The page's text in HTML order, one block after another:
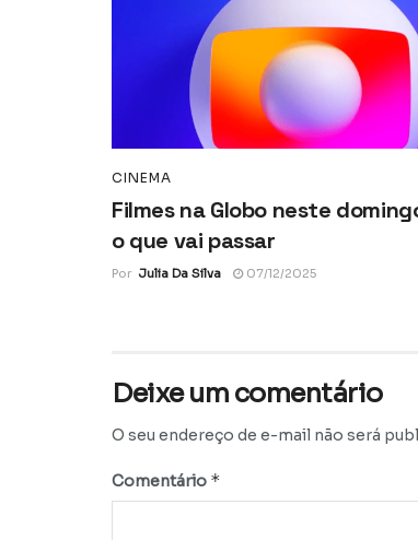
CINEMA
Filmes na Globo neste
o que vai passar
Por Julia Da Silva 07/12/2025
Deixe um comentário
O seu endereço de e-mail não será
Comentário *